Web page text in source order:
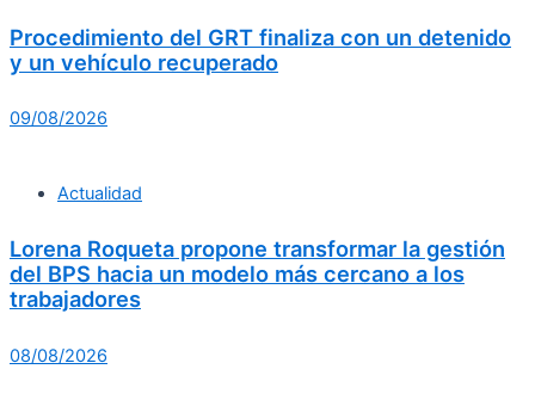
Procedimiento del GRT finaliza con un detenido
y un vehículo recuperado
09/08/2026
Actualidad
Lorena Roqueta propone transformar la gestión
del BPS hacia un modelo más cercano a los
trabajadores
08/08/2026